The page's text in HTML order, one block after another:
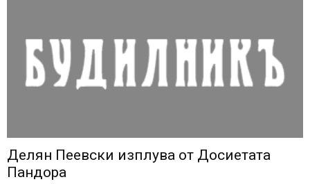
Делян Пеевски изплува от Досиетата
Пандора